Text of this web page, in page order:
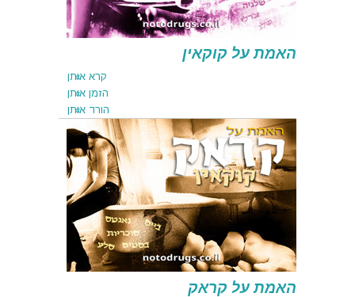
האמת על קוקאין
קרא אותן
הזמן אותן
הורד אותן
קרא אותן
הזמן אותן
הורד אותן
האמת על קראק